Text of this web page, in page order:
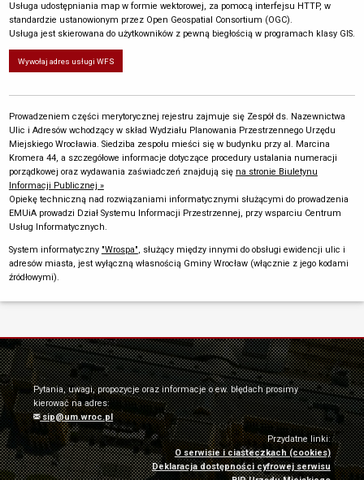
Usługa udostępniania map w formie wektorowej, za pomocą interfejsu HTTP, w
standardzie ustanowionym przez Open Geospatial Consortium (OGC).
Usługa jest skierowana do użytkowników z pewną biegłością w programach klasy GIS.
Wywołaj adres usługi WFS
Prowadzeniem części merytorycznej rejestru zajmuje się Zespół ds. Nazewnictwa
Ulic i Adresów wchodzący w skład Wydziału Planowania Przestrzennego Urzędu
Miejskiego Wrocławia. Siedziba zespołu mieści się w budynku przy al. Marcina
Kromera 44, a szczegółowe informacje dotyczące procedury ustalania numeracji
porządkowej oraz wydawania zaświadczeń znajdują się na stronie Biuletynu
Informacji Publicznej »
Opiekę techniczną nad rozwiązaniami informatycznymi służącymi do prowadzenia
EMUiA prowadzi Dział Systemu Informacji Przestrzennej, przy wsparciu Centrum
Usług Informatycznych.
System informatyczny "Wrospa" , służący między innymi do obsługi ewidencji ulic i
adresów miasta, jest wyłączną własnością Gminy Wrocław (włącznie z jego kodami
źródłowymi).
Pytania, uwagi, propozycje oraz informacje o ew. błędach prosimy
kierować na adres:
sip@um.wroc.pl
Przydatne linki:
O serwisie i ciasteczkach (cookies)
Deklaracja dostępności cyfrowej serwisu